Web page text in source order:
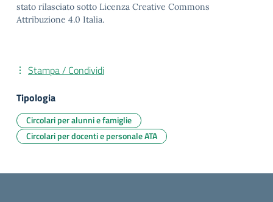
stato rilasciato sotto Licenza Creative Commons
Attribuzione 4.0 Italia.
Stampa / Condividi
Tipologia
Circolari per alunni e famiglie
Circolari per docenti e personale ATA